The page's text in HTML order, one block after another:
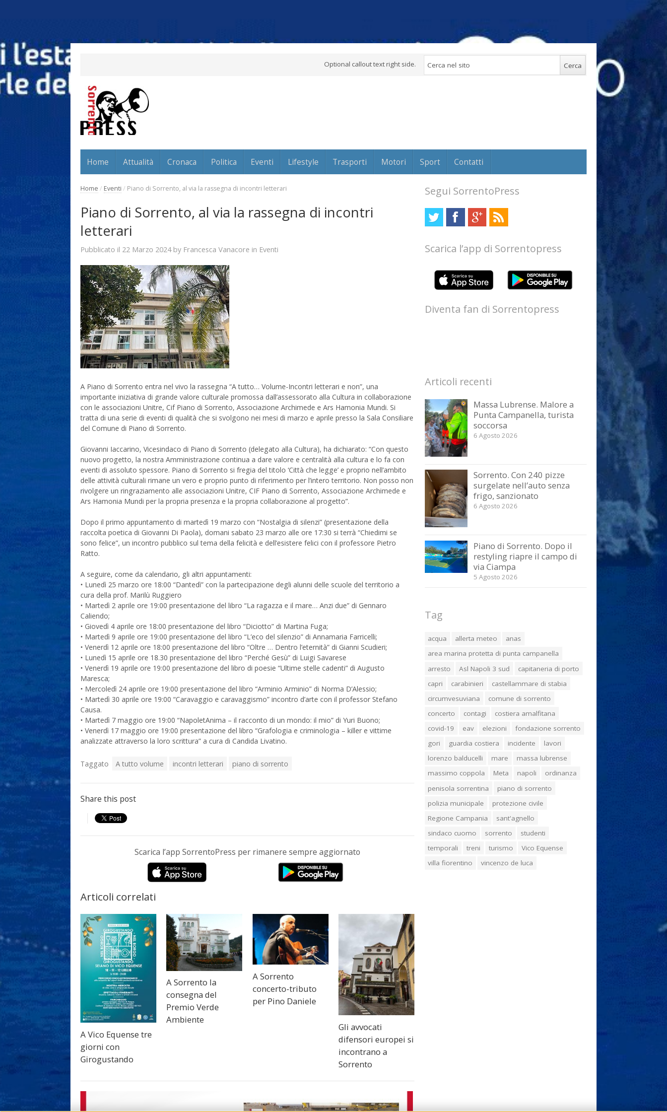
Optional callout text right side.
Home Attualità Cronaca Politica Eventi Lifestyle Trasporti Motori Sport Contatti
Home / Eventi / Piano di Sorrento, al via la rassegna di incontri letterari
Piano di Sorrento, al via la rassegna di incontri
letterari
Pubblicato il 22 Marzo 2024by Francesca Vanacore in Eventi
A Piano di Sorrento entra nel vivo la rassegna “A tutto… Volume-Incontri letterari e non”, una
importante iniziativa di grande valore culturale promossa dall’assessorato alla Cultura in collaborazione
con le associazioni Unitre, Cif Piano di Sorrento, Associazione Archimede e Ars Hamonia Mundi. Si
tratta di una serie di eventi di qualità che si svolgono nei mesi di marzo e aprile presso la Sala Consiliare
del Comune di Piano di Sorrento.
Giovanni Iaccarino, Vicesindaco di Piano di Sorrento (delegato alla Cultura), ha dichiarato: “Con questo
nuovo progetto, la nostra Amministrazione continua a dare valore e centralità alla cultura e lo fa con
eventi di assoluto spessore. Piano di Sorrento si fregia del titolo ‘Città che legge’ e proprio nell’ambito
delle attività culturali rimane un vero e proprio punto di riferimento per l’intero territorio. Non posso non
rivolgere un ringraziamento alle associazioni Unitre, CIF Piano di Sorrento, Associazione Archimede e
Ars Hamonia Mundi per la propria presenza e la propria collaborazione al progetto”.
Dopo il primo appuntamento di martedì 19 marzo con “Nostalgia di silenzi” (presentazione della
raccolta poetica di Giovanni Di Paola), domani sabato 23 marzo alle ore 17:30 si terrà “Chiedimi se
sono felice”, un incontro pubblico sul tema della felicità e dell’esistere felici con il professore Pietro
Ratto.
A seguire, come da calendario, gli altri appuntamenti:
• Lunedì 25 marzo ore 18:00 “Dantedì” con la partecipazione degli alunni delle scuole del territorio a
cura della prof. Marilù Ruggiero
• Martedì 2 aprile ore 19:00 presentazione del libro “La ragazza e il mare… Anzi due” di Gennaro
Caliendo;
• Giovedì 4 aprile ore 18:00 presentazione del libro “Diciotto” di Martina Fuga;
• Martedì 9 aprile ore 19:00 presentazione del libro “L’eco del silenzio” di Annamaria Farricelli;
• Venerdì 12 aprile ore 18:00 presentazione del libro “Oltre … Dentro l’eternità” di Gianni Scudieri;
• Lunedì 15 aprile ore 18.30 presentazione del libro “Perché Gesù” di Luigi Savarese
• Venerdì 19 aprile ore 19:00 presentazione del libro di poesie “Ultime stelle cadenti” di Augusto
Maresca;
• Mercoledì 24 aprile ore 19:00 presentazione del libro “Arminio Arminio” di Norma D’Alessio;
• Martedì 30 aprile ore 19:00 “Caravaggio e caravaggismo” incontro d’arte con il professor Stefano
Causa.
• Martedì 7 maggio ore 19:00 “NapoletAnima – il racconto di un mondo: il mio” di Yuri Buono;
• Venerdì 17 maggio ore 19:00 presentazione del libro “Grafologia e criminologia – killer e vittime
analizzate attraverso la loro scrittura” a cura di Candida Livatino.
Taggato A tutto volume incontri letterari piano di sorrento
Share this post
Scarica l’app SorrentoPress per rimanere sempre aggiornato
Articoli correlati
A Vico Equense tre
giorni con
Girogustando
A Sorrento la
consegna del
Premio Verde
Ambiente
A Sorrento
concerto-tributo
per Pino Daniele
Gli avvocati
difensori europei si
incontrano a
Sorrento
Segui SorrentoPress
Scarica l’app di Sorrentopress
Diventa fan di Sorrentopress
Articoli recenti
Massa Lubrense. Malore a
Punta Campanella, turista
soccorsa
6 Agosto 2026
Sorrento. Con 240 pizze
surgelate nell’auto senza
frigo, sanzionato
6 Agosto 2026
Piano di Sorrento. Dopo il
restyling riapre il campo di
via Ciampa
5 Agosto 2026
Tag
acqua allerta meteo
anas
area marina protetta di punta campanella
arresto
Asl Napoli 3 sud
capitaneria di porto
capri
carabinieri
castellammare di stabia
circumvesuviana
comune di sorrento
concerto
contagi
costiera amalfitana
covid-19
eav elezioni
fondazione sorrento
gori
guardia costiera incidente
lavori
lorenzo balducelli
mare
massa lubrense
massimo coppola
Meta napoli
ordinanza
penisola sorrentina
piano di sorrento
polizia municipale
protezione civile
Regione Campania
sant'agnello
sindaco cuomo
sorrento
studenti
temporali
treni turismo
Vico Equense
villa fiorentino
vincenzo de luca